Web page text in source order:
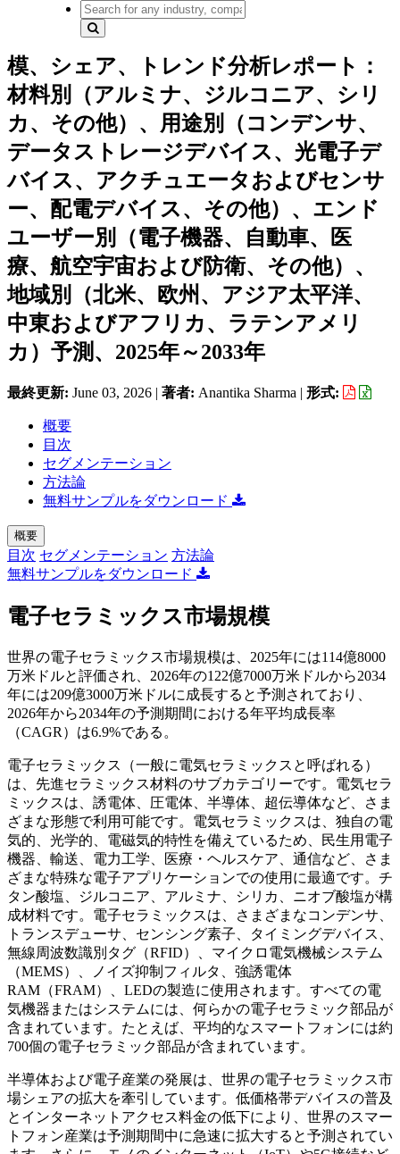
模、シェア、トレンド分析レポート：
材料別（アルミナ、ジルコニア、シリ
カ、その他）、用途別（コンデンサ、
データストレージデバイス、光電子デ
バイス、アクチュエータおよびセンサ
ー、配電デバイス、その他）、エンド
ユーザー別（電子機器、自動車、医
療、航空宇宙および防衛、その他）、
地域別（北米、欧州、アジア太平洋、
中東およびアフリカ、ラテンアメリ
カ）予測、2025年～2033年
最終更新: June 03, 2026 | 著者: Anantika Sharma | 形式:
概要
目次
セグメンテーション
方法論
無料サンプルをダウンロード
概要
目次 セグメンテーション 方法論
無料サンプルをダウンロード
電子セラミックス市場規模
世界の電子セラミックス市場規模は、2025年には114億8000
万米ドルと評価され、2026年の122億7000万米ドルから2034
年には209億3000万米ドルに成長すると予測されており、
2026年から2034年の予測期間における年平均成長率
（CAGR）は6.9%である。
電子セラミックス（一般に電気セラミックスと呼ばれる）
は、先進セラミックス材料のサブカテゴリーです。電気セラ
ミックスは、誘電体、圧電体、半導体、超伝導体など、さま
ざまな形態で利用可能です。電気セラミックスは、独自の電
気的、光学的、電磁気的特性を備えているため、民生用電子
機器、輸送、電力工学、医療・ヘルスケア、通信など、さま
ざまな特殊な電子アプリケーションでの使用に最適です。チ
タン酸塩、ジルコニア、アルミナ、シリカ、ニオブ酸塩が構
成材料です。電子セラミックスは、さまざまなコンデンサ、
トランスデューサ、センシング素子、タイミングデバイス、
無線周波数識別タグ（RFID）、マイクロ電気機械システム
（MEMS）、ノイズ抑制フィルタ、強誘電体
RAM（FRAM）、LEDの製造に使用されます。すべての電
気機器またはシステムには、何らかの電子セラミック部品が
含まれています。たとえば、平均的なスマートフォンには約
700個の電子セラミック部品が含まれています。
半導体および電子産業の発展は、世界の電子セラミックス市
場シェアの拡大を牽引しています。低価格帯デバイスの普及
とインターネットアクセス料金の低下により、世界のスマー
トフォン産業は予測期間中に急速に拡大すると予測されてい